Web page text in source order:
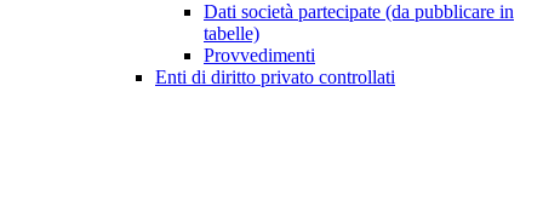
Dati società partecipate (da pubblicare in
tabelle)
Provvedimenti
Enti di diritto privato controllati